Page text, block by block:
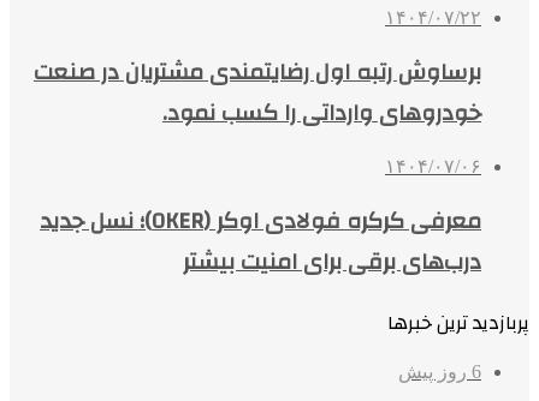
۱۴۰۴/۰۷/۲۲
برساوش رتبه اول رضایتمندی مشتریان در صنعت
خودروهای وارداتی را کسب نمود.
۱۴۰۴/۰۷/۰۶
معرفی کرکره فولادی اوکر (OKER)؛ نسل جدید
درب‌های برقی برای امنیت بیشتر
پربازدید ترین خبرها
6 روز پیش